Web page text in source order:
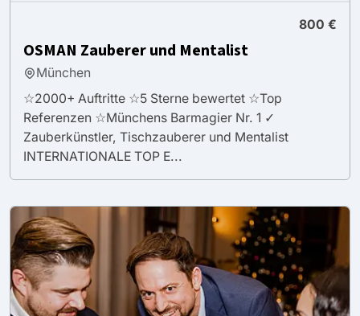
800 €
OSMAN Zauberer und Mentalist
München
☆2000+ Auftritte ☆5 Sterne bewertet ☆Top
Referenzen ☆Münchens Barmagier Nr. 1 ✓
Zauberkünstler, Tischzauberer und Mentalist
INTERNATIONALE TOP E...